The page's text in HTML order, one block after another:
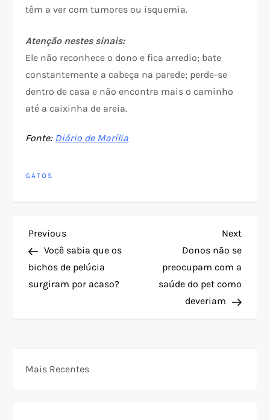
têm a ver com tumores ou isquemia.
Atenção nestes sinais:
Ele não reconhece o dono e fica arredio; bate
constantemente a cabeça na parede; perde-se
dentro de casa e não encontra mais o caminho
até a caixinha de areia.
Fonte: Diário de Marília
GATOS
N
a
v
a
Previous
Post
Previous
Você sabia que os
bichos de pelúcia
surgiram por acaso?
Next
Post
Next
Donos não se
preocupam com a
saúde do pet como
deveriam
Mais Recentes